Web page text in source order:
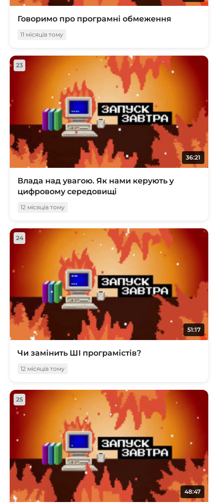
Говоримо про програмні обмеження
11 місяців тому
23
36:21
Влада над увагою. Як нами керують у
цифровому середовищі
12 місяців тому
24
51:17
Чи замінить ШІ програмістів?
12 місяців тому
25
48:47